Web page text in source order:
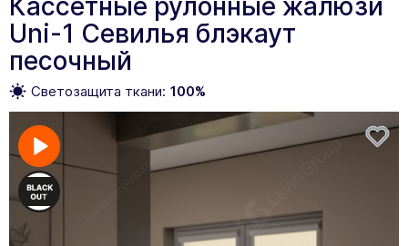
Кассетные рулонные жалюзи
Uni-1 Севилья блэкаут
песочный
Светозащита ткани: 100%